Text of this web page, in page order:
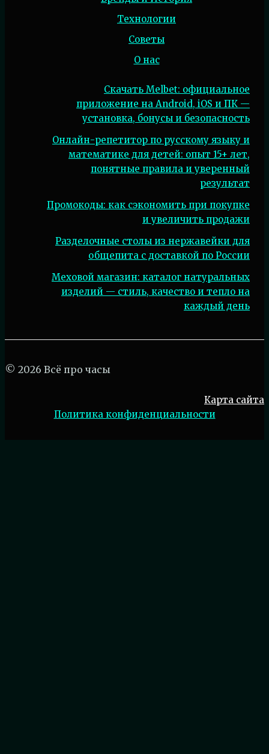
Технологии
Советы
О нас
Скачать Melbet: официальное
приложение на Android, iOS и ПК —
установка, бонусы и безопасность
Онлайн-репетитор по русскому языку и
математике для детей: опыт 15+ лет,
понятные правила и уверенный
результат
Промокоды: как сэкономить при покупке
и увеличить продажи
Разделочные столы из нержавейки для
общепита с доставкой по России
Меховой магазин: каталог натуральных
изделий — стиль, качество и тепло на
каждый день
© 2026 Всё про часы
Карта сайта
Политика конфиденциальности